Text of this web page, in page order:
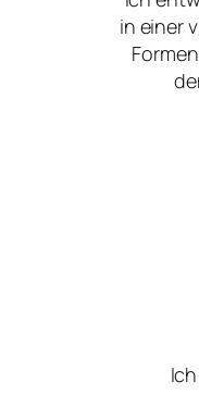
in einer